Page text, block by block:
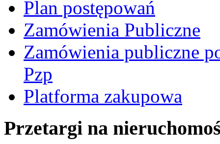
Plan postępowań
Zamówienia Publiczne
Zamówienia publiczne
Pzp
Platforma zakupowa
Przetargi na